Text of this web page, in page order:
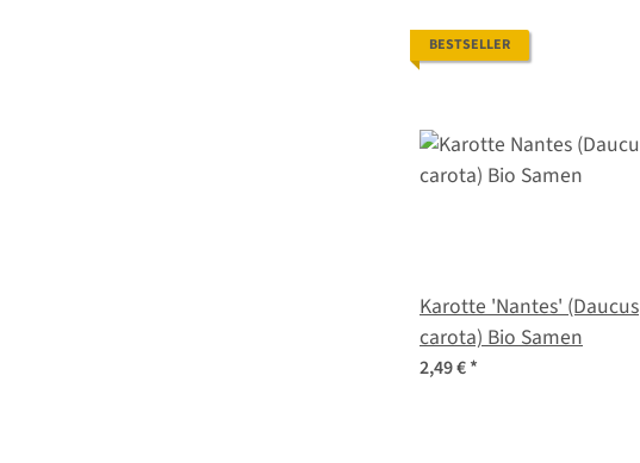
BESTSELLER
Karotte 'Nantes' (Daucus
carota) Bio Samen
2,49 €*